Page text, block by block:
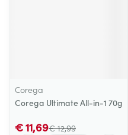
Corega
Corega Ultimate All-in-1 70g
€ 12,99
€ 11,69